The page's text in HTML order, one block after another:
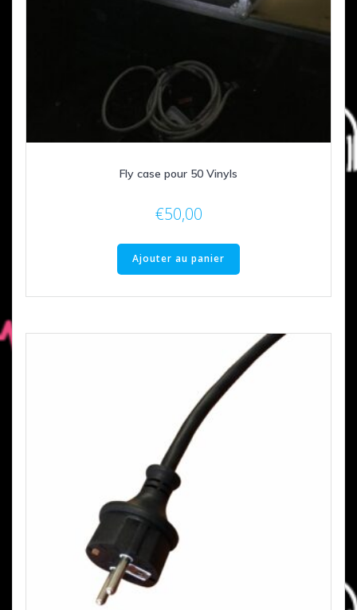
Fly case pour 50 Vinyls
€50,00
Ajouter au panier